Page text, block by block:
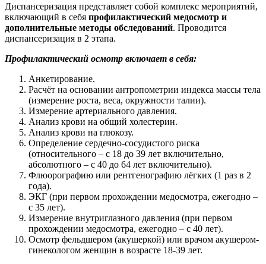
Диспансеризация представляет собой комплекс мероприятий,
включающий в себя профилактический медосмотр и
дополнительные методы обследований. Проводится
диспансеризация в 2 этапа.
Профилактический осмотр включает в себя:
Анкетирование.
Расчёт на основании антропометрии индекса массы тела
(измерение роста, веса, окружности талии).
Измерение артериального давления.
Анализ крови на общий холестерин.
Анализ крови на глюкозу.
Определение сердечно-сосудистого риска
(относительного – с 18 до 39 лет включительно,
абсолютного – с 40 до 64 лет включительно).
Флюорографию или рентгенографию лёгких (1 раз в 2
года).
ЭКГ (при первом прохождении медосмотра, ежегодно –
с 35 лет).
Измерение внутриглазного давления (при первом
прохождении медосмотра, ежегодно – с 40 лет).
Осмотр фельдшером (акушеркой) или врачом акушером-
гинекологом женщин в возрасте 18-39 лет.